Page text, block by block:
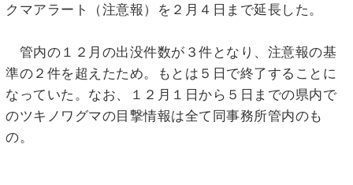
クマアラート（注意報）を２月４日まで延長した。
管内の１２月の出没件数が３件となり、注意報の基
準の２件を超えたため。もとは５日で終了することに
なっていた。なお、１２月１日から５日までの県内で
のツキノワグマの目撃情報は全て同事務所管内のも
の。